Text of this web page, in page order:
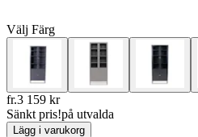
Välj Färg
fr.3 159 kr
Sänkt pris!på utvalda
Lägg i varukorg